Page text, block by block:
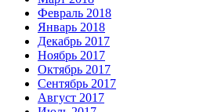
Февраль 2018
Январь 2018
Декабрь 2017
Ноябрь 2017
Октябрь 2017
Сентябрь 2017
Август 2017